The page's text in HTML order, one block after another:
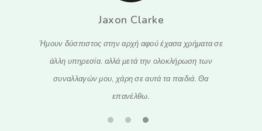
Jaxon Clarke
Ήμουν δύσπιστος στην αρχή αφού έχασα χρήματα σε
άλλη υπηρεσία. αλλά μετά την ολοκλήρωση των
συναλλαγών μου, χάρη σε αυτά τα παιδιά. Θα
επανέλθω.